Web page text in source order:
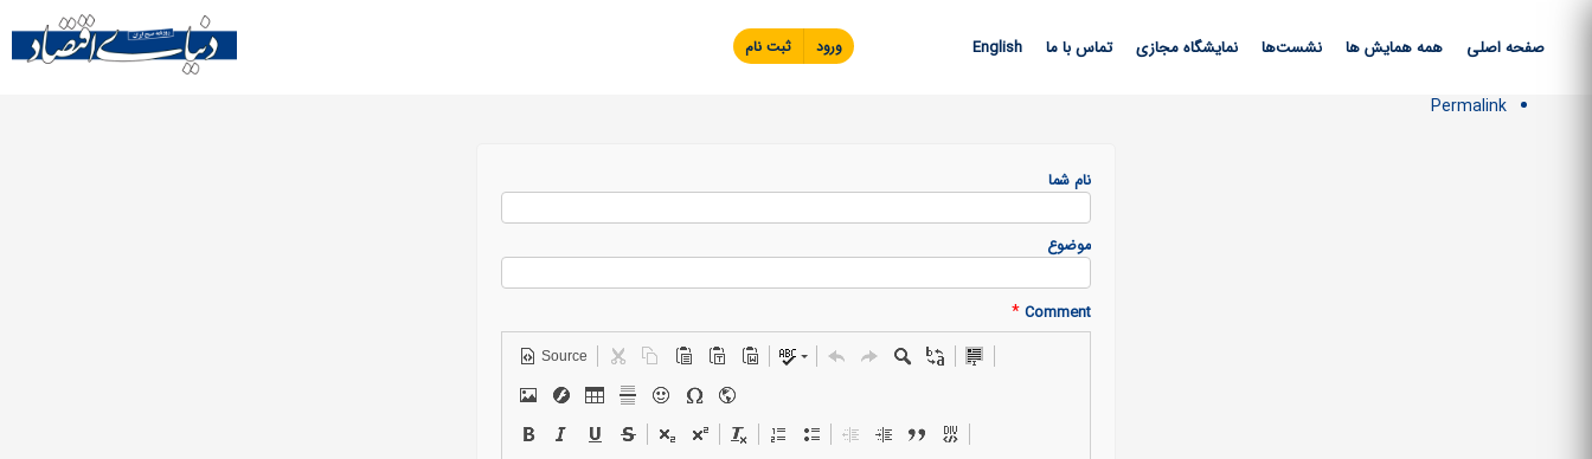
صفحه اصلی همه همایش ها نشست‌ها نمایشگاه مجازی تماس با ما English ورود ثبت نام
Permalink
نام شما
موضوع
Comment
*
Source